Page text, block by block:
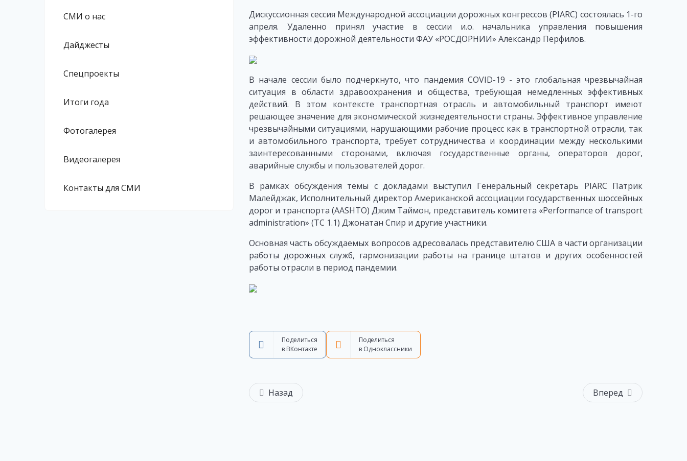
СМИ о нас
Дайджесты
Спецпроекты
Итоги года
Фотогалерея
Видеогалерея
Контакты для СМИ
Дискуссионная сессия Международной ассоциации дорожных конгрессов (PIARC) состоялась 1-го
апреля. Удаленно принял участие в сессии и.о. начальника управления повышения
эффективности дорожной деятельности ФАУ «РОСДОРНИИ» Александр Перфилов.
В начале сессии было подчеркнуто, что пандемия COVID-19 - это глобальная чрезвычайная
ситуация в области здравоохранения и общества, требующая немедленных эффективных
действий. В этом контексте транспортная отрасль и автомобильный транспорт имеют
решающее значение для экономической жизнедеятельности страны. Эффективное управление
чрезвычайными ситуациями, нарушающими рабочие процесс как в транспортной отрасли, так
и автомобильного транспорта, требует сотрудничества и координации между несколькими
заинтересованными сторонами, включая государственные органы, операторов дорог,
аварийные службы и пользователей дорог.
В рамках обсуждения темы с докладами выступил Генеральный секретарь PIARC Патрик
Малейджак, Исполнительный директор Американской ассоциации государственных шоссейных
дорог и транспорта (AASHTO) Джим Таймон, представитель комитета «Performance of transport
administration» (TC 1.1) Джонатан Спир и другие участники.
Основная часть обсуждаемых вопросов адресовалась представителю США в части организации
работы дорожных служб, гармонизации работы на границе штатов и других особенностей
работы отрасли в период пандемии.
Поделиться
в ВКонтакте
Поделиться
в Одноклассники
Назад Вперед